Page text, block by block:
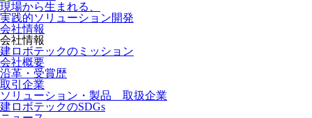
現場から生まれる、
実践的ソリューション開発
会社情報
会社情報
建ロボテックのミッション
会社概要
沿革・受賞歴
取引企業
ソリューション・製品 取扱企業
建ロボテックのSDGs